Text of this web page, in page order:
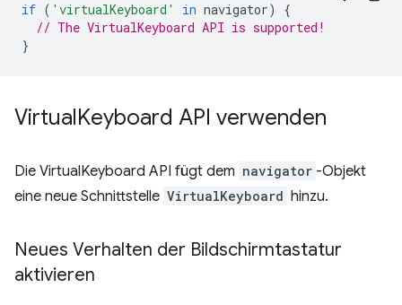
if ( 'virtualKeyboard' in navigator)
{
// The VirtualKeyboard API is supported!
}
VirtualKeyboard API verwenden
Die VirtualKeyboard API fügt dem navigator -Objekt
eine neue Schnittstelle VirtualKeyboard hinzu.
Neues Verhalten der Bildschirmtastatur
aktivieren